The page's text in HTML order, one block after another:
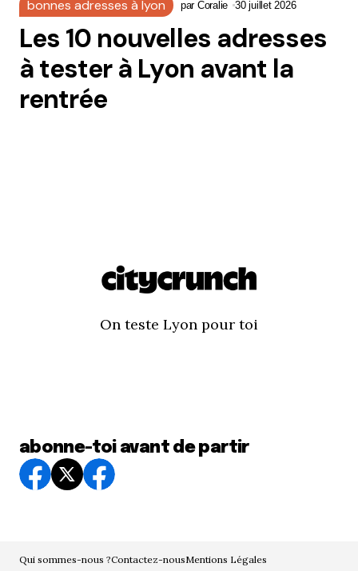
bonnes adresses à lyon par Coralie 30 juillet 2026
Les 10 nouvelles adresses
à tester à Lyon avant la
rentrée
On teste Lyon pour toi
abonne-toi avant de partir
Qui sommes-nous ?Contactez-nousMentions Légales